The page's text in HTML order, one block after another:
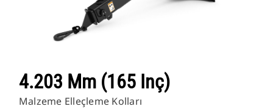
4.203 Mm (165 Inç)
Malzeme Elleçleme Kolları